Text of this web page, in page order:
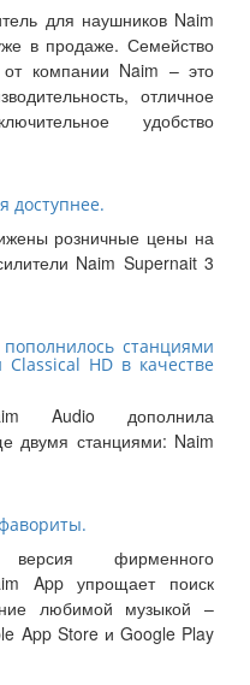
для наушников Naim
в продаже. Семейство
от компании Naim – это
отличное
удобство
доступнее.
розничные цены на
Naim Supernait 3
станциями
HD в качестве
Audio дополнила
двумя станциями: Naim
версия фирменного
App упрощает поиск
любимой музыкой –
App Store и Google Play